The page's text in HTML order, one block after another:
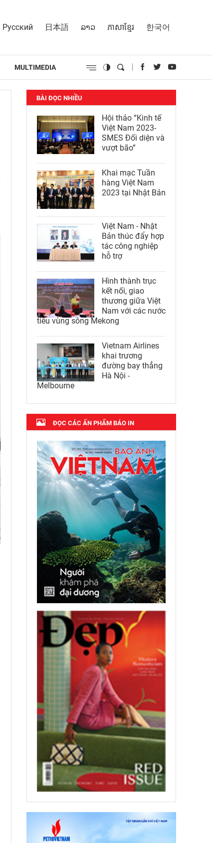
Русский 日本語 ລາວ ភាសាខ្មែរ 한국어
MULTIMEDIA
BÀI ĐỌC NHIỀU
Hội thảo “Kinh tế
Việt Nam 2023-
SMES Đối diện và
vượt bão”
Khai mạc Tuần
hàng Việt Nam
2023 tại Nhật Bản
Việt Nam - Nhật
Bản thúc đẩy hợp
tác công nghiệp
hỗ trợ
Hình thành trục
kết nối, giao
thương giữa Việt
Nam với các nước
tiểu vùng sông Mekong
Vietnam Airlines
khai trương
đường bay thẳng
Hà Nội -
Melbourne
ĐỌC CÁC ẤN PHẨM BÁO IN